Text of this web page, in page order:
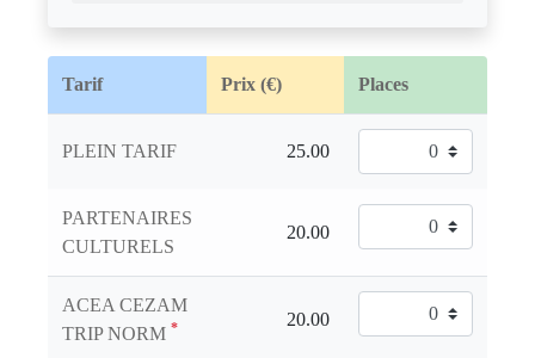
Tarif Prix (€) Places
PLEIN TARIF
PARTENAIRES
CULTURELS
ACEA CEZAM
TRIP NORM *